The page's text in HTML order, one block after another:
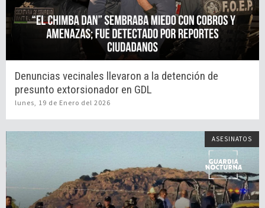
Denuncias vecinales llevaron a la detención de
presunto extorsionador en GDL
lunes, 19 de Enero del 2026
ASESINATOS